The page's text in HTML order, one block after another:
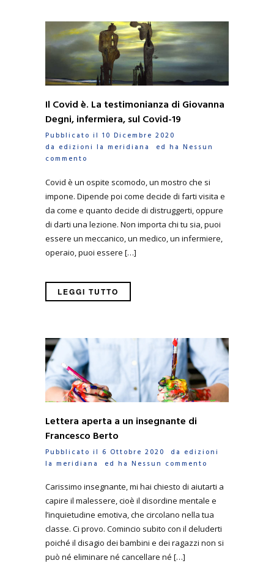
Il Covid è. La testimonianza di Giovanna
Degni, infermiera, sul Covid-19
Pubblicato il 10 Dicembre 2020
da edizioni la meridiana ed ha Nessun
commento
Covid è un ospite scomodo, un mostro che si
impone. Dipende poi come decide di farti visita e
da come e quanto decide di distruggerti, oppure
di darti una lezione. Non importa chi tu sia, puoi
essere un meccanico, un medico, un infermiere,
operaio, puoi essere […]
LEGGI TUTTO
Lettera aperta a un insegnante di
Francesco Berto
Pubblicato il 6 Ottobre 2020 da edizioni
la meridiana
ed ha Nessun commento
Carissimo insegnante, mi hai chiesto di aiutarti a
capire il malessere, cioè il disordine mentale e
l’inquietudine emotiva, che circolano nella tua
classe. Ci provo. Comincio subito con il deluderti
poiché il disagio dei bambini e dei ragazzi non si
può né eliminare né cancellare né […]